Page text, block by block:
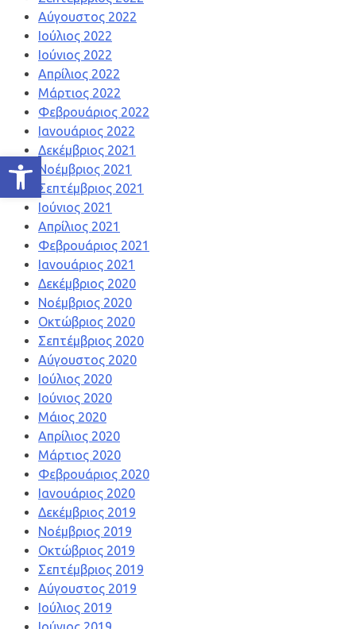
Ανοίξτε τη γραμμή εργαλείων
Αύγουστος 2022
Ιούλιος 2022
Ιούνιος 2022
Απρίλιος 2022
Μάρτιος 2022
Φεβρουάριος 2022
Ιανουάριος 2022
Δεκέμβριος 2021
Νοέμβριος 2021
Σεπτέμβριος 2021
Ιούνιος 2021
Απρίλιος 2021
Φεβρουάριος 2021
Ιανουάριος 2021
Δεκέμβριος 2020
Νοέμβριος 2020
Οκτώβριος 2020
Σεπτέμβριος 2020
Αύγουστος 2020
Ιούλιος 2020
Ιούνιος 2020
Μάιος 2020
Απρίλιος 2020
Μάρτιος 2020
Φεβρουάριος 2020
Ιανουάριος 2020
Δεκέμβριος 2019
Νοέμβριος 2019
Οκτώβριος 2019
Σεπτέμβριος 2019
Αύγουστος 2019
Ιούλιος 2019